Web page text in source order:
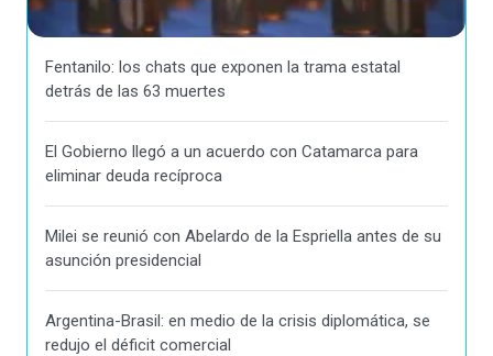
Fentanilo: los chats que exponen la trama estatal
detrás de las 63 muertes
El Gobierno llegó a un acuerdo con Catamarca para
eliminar deuda recíproca
Milei se reunió con Abelardo de la Espriella antes de su
asunción presidencial
Argentina-Brasil: en medio de la crisis diplomática, se
redujo el déficit comercial